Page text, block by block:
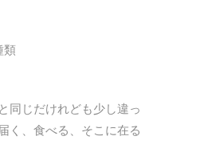
類
同じだけれども少し違っ
く、食べる、そこに在る